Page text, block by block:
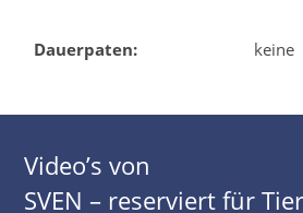
Dauerpaten: keine
Video’s von
SVEN – reserviert für